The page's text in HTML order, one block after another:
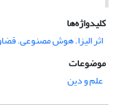
کلیدواژه‌ها
اثر الیزا. هوش مصنوعی.
موضوعات
علم و دین